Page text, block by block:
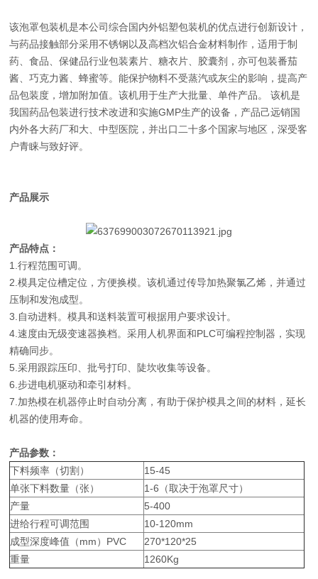
该泡罩包装机是本公司综合国内外铝塑包装机的优点进行创新设计，
与药品接触部分采用不锈钢以及高档次铝合金材料制作，适用于制
药、食品、保健品行业包装素片、糖衣片、胶囊剂，亦可包装番茄
酱、巧克力酱、蜂蜜等。能保护物料不受蒸汽或灰尘的影响，提高产
品包装度，增加附加值。该机用于生产大批量、单件产品。 该机是
我国药品包装进行技术改进和实施GMP生产的设备，产品己远销国
内外各大药厂和大、中型医院，并出口二十多个国家与地区，深受客
户青睐与致好评。
产品展示
产品特点：
1.行程范围可调。
2.模具定位槽定位，方便换模。该机通过传导加热聚氯乙烯，并通过
压制和发泡成型。
3.自动进料。模具和送料装置可根据用户要求设计。
4.速度由无级变速器换档。采用人机界面和PLC可编程控制器，实现
精确同步。
5.采用跟踪压印、批号打印、陡坎收集等设备。
6.步进电机驱动和牵引材料。
7.加热模在机器停止时自动分离，有助于保护模具之间的材料，延长
机器的使用寿命。
产品参数：
下料频率（切割）
15-45
单张下料数量（张）
1-6（取决于泡罩尺寸）
产量
5-400
进给行程可调范围
10-120mm
成型深度峰值（mm）PVC
270*120*25
重量
1260Kg